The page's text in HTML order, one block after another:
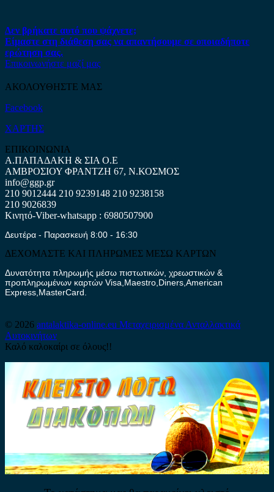
Δεν βρήκατε αυτό που ψάχνετε;
Είμαστε στη διάθεση σας να απαντήσουμε σε οποιαδήποτε
ερώτηση σας.
Επικοινωνήστε μαζί μας
ΑΚΟΛΟΥΘΗΣΤΕ ΜΑΣ
Facebook
ΧΑΡΤΗΣ
ΕΠΙΚΟΙΝΩΝΙΑ
Α.ΠΑΠΑΔΑΚΗ & ΣΙΑ Ο.Ε
ΑΜΒΡΟΣΙΟΥ ΦΡΑΝΤΖΗ 67, Ν.ΚΟΣΜΟΣ
info@ggp.gr
210 9012444 210 9239148 210 9238158
210 9026839
Κινητό-Viber-whatsapp : 6980507900
Δευτέρα - Παρασκευή 8:00 - 16:30
ΔΕΧΟΜΑΣΤΕ ΚΑΙ ΠΛΗΡΩΜΕΣ ΜΕΣΩ ΚΑΡΤΩΝ
Δυνατότητα πληρωμής μέσω πιστωτικών, χρεωστικών &
προπληρωμένων καρτών Visa,Maestro,Diners,American
Express,MasterCard.
© 2026 antalaktika-online.eu Μεταχειρισμένα Ανταλλακτικά
Αυτοκινήτων
Καλό καλοκαίρι σε όλους!!